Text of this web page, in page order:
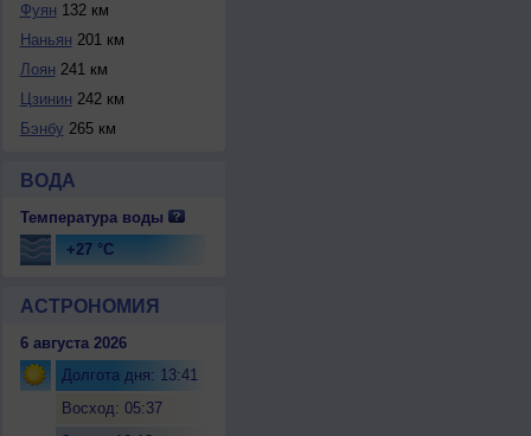
Фуян 132 км
Наньян 201 км
Лоян 241 км
Цзинин 242 км
Бэнбу 265 км
ВОДА
Температура воды
+27 °C
АСТРОНОМИЯ
6 августа 2026
Долгота дня: 13:41
Восход: 05:37